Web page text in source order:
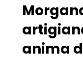
anima